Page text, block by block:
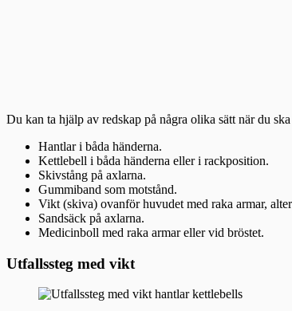
Du kan ta hjälp av redskap på några olika sätt när du
Hantlar i båda händerna.
Kettlebell i båda händerna eller i rackposition.
Skivstång på axlarna.
Gummiband som motstånd.
Vikt (skiva) ovanför huvudet med raka armar,
Sandsäck på axlarna.
Medicinboll med raka armar eller vid bröstet.
Utfallssteg med vikt